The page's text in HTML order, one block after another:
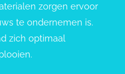
zorgen ervoor
te ondernemen is.
zich optimaal